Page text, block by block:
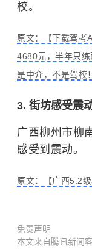
校。
原文：【下载驾考
4680元，半年只
是中介，不是驾校
3. 街坊感受震
广西柳州市柳
感受到震动。
原文：【广西5.2
免责声明
本文来自腾讯新闻